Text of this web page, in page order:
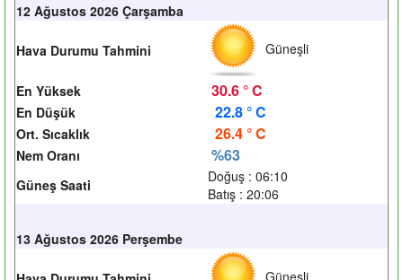
12 Ağustos 2026 Çarşamba
Hava Durumu Tahmini Güneşli
En Yüksek 30.6 ° C
En Düşük 22.8 ° C
Ort. Sıcaklık 26.4 ° C
Nem Oranı %63
Güneş Saati
Doğuş : 06:10
Batış : 20:06
13 Ağustos 2026 Perşembe
Güneşli